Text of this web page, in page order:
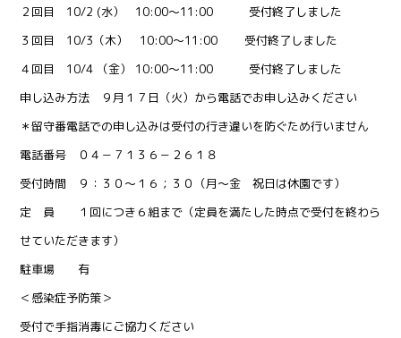
２回目 10/2 (水） 10:00～11:00 受付終了しました
３回目 10/3（木） 10:00～11:00 受付終了しました
４回目 10/4 （金） 10:00～11:00 受付終了しました
申し込み方法 ９月１７日（火）から電話でお申し込みください
＊留守番電話での申し込みは受付の行き違いを防ぐため行いません
電話番号 ０４－７１３６－２６１８
受付時間 ９：３０～１６；３０（月～金 祝日は休園です）
定 員 １回につき６組まで（定員を満たした時点で受付を終わら
せていただきます）
駐車場 有
＜感染症予防策＞
受付で手指消毒にご協力ください